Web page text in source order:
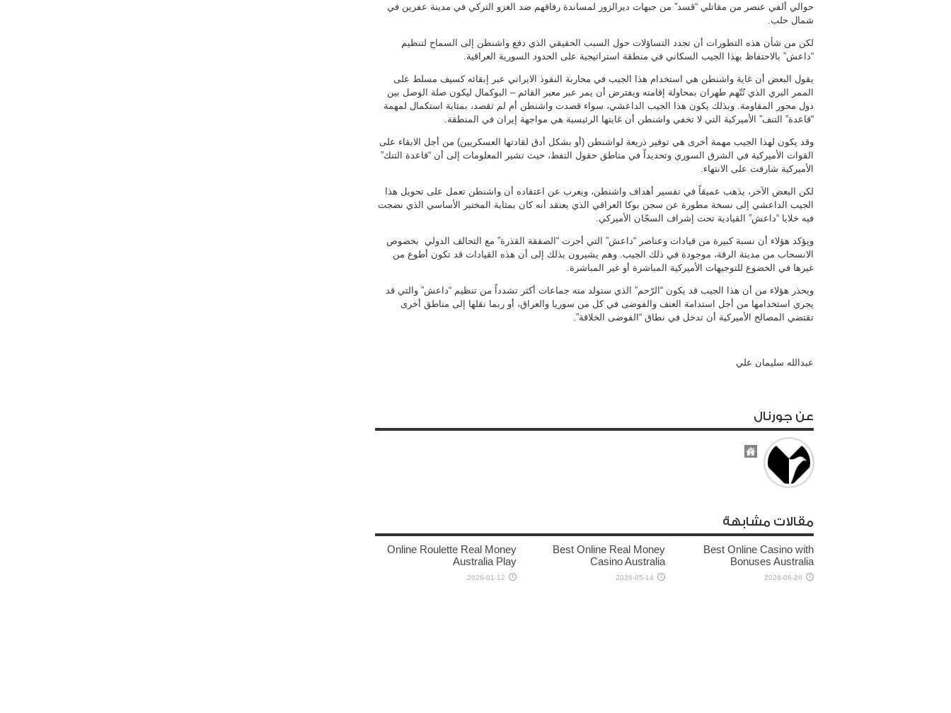
حوالي ألفي عنصر من مقاتلي “قسد” من جبهات ديرالزور لمساندة رفاقهم ضد الغزو التركي في مدينة عفرين في
شمال حلب.
لكن من شأن هذه التطورات أن تجدد التساؤلات حول السبب الحقيقي الذي دفع واشنطن إلى السماح لتنظيم
“داعش” بالاحتفاظ بهذا الجيب السكاني في منطقة استراتيجية على الحدود السورية العراقية.
يقول البعض أن غاية واشنطن هي استخدام هذا الجيب في محاربة النفوذ الايراني عبر إبقائه كسيف مسلط على
الممر البري الذي تُتّهم طهران بمحاولة إقامته ويفترض أن يمر عبر معبر القائم – البوكمال ليكون صلة الوصل بين
دول محور المقاومة. وبذلك يكون هذا الجيب الداعشي، سواء قصدت واشنطن أم لم تقصد، بمثابة استكمال لمهمة
“قاعدة” التنف” الأميركية التي لا تخفي واشنطن أن غايتها الرئيسية هي مواجهة إيران في المنطقة.
وقد يكون لهذا الجيب مهمة أخرى هي توفير ذريعة لواشنطن (أو بشكل أدق لقادتها العسكريين) من أجل الابقاء على
القوات الأميركية في الشرق السوري وتحديداً في مناطق حقول النفط، حيث تشير المعلومات إلى أن “قاعدة التنك”
الأميركية شارفت على الانتهاء.
لكن البعض الآخر، يذهب عميقاً في تفسير أهداف واشنطن، ويعرب عن اعتقاده أن واشنطن تعمل على تحويل هذا
الجيب الداعشي إلى نسخة مطورة عن سجن بوكا العراقي الذي يعتقد أنه كان بمثابة المختبر الأساسي الذي نضجت
فيه خلايا “داعش” القيادية تحت إشراف السجّان الأميركي.
ويؤكد هؤلاء أن نسبة كبيرة من قيادات وعناصر “داعش” التي أجرت “الصفقة القذرة” مع التحالف الدولي بخصوص
الانسحاب من مدينة الرقة، موجودة في ذلك الجيب. وهم يشيرون بذلك إلى أن هذه القيادات قد تكون أطوع من
غيرها في الخضوع للتوجيهات الأميركية المباشرة أو غير المباشرة.
ويحذر هؤلاء من أن هذا الجيب قد يكون “الرّحم” الذي ستولد منه جماعات أكثر تشدداً من تنظيم “داعش” والتي قد
يجري استخدامها من أجل استدامة العنف والفوضى في كل من سوريا والعراق، أو ربما نقلها إلى مناطق أخرى
تقتضي المصالح الأميركية أن تدخل في نطاق “الفوضى الخلاقة”.
عبدالله سليمان علي
عن جورنال
مقالات مشابهة
Best Online Casino with
Bonuses Australia
2026-06-26
Best Online Real Money
Casino Australia
2026-05-14
Online Roulette Real Money
Australia Play
2026-01-12